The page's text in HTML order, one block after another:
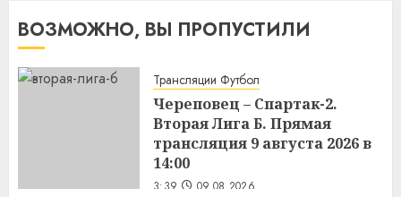
ВОЗМОЖНО, ВЫ ПРОПУСТИЛИ
Трансляции Футбол
Череповец – Спартак-2.
Вторая Лига Б. Прямая
трансляция 9 августа 2026 в
14:00
3:39 09.08.2026